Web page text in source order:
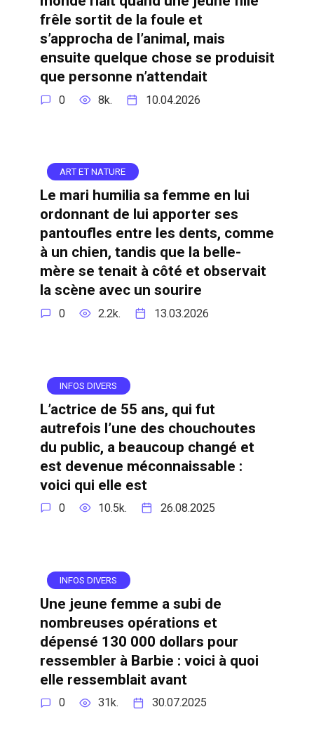
frêle sortit de la foule et
s’approcha de l’animal, mais
ensuite quelque chose se produisit
que personne n’attendait
0 8k. 10.04.2026
ART ET NATURE
Le mari humilia sa femme en lui
ordonnant de lui apporter ses
pantoufles entre les dents, comme
à un chien, tandis que la belle-
mère se tenait à côté et observait
la scène avec un sourire
0 2.2k. 13.03.2026
INFOS DIVERS
L’actrice de 55 ans, qui fut
autrefois l’une des chouchoutes
du public, a beaucoup changé et
est devenue méconnaissable :
voici qui elle est
0 10.5k. 26.08.2025
INFOS DIVERS
Une jeune femme a subi de
nombreuses opérations et
dépensé 130 000 dollars pour
ressembler à Barbie : voici à quoi
elle ressemblait avant
0 31k. 30.07.2025